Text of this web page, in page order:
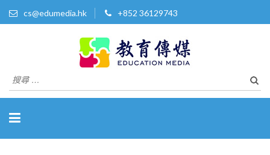
cs@edumedia.hk +852 36129743
教育傳媒集團有限公司
搜
尋